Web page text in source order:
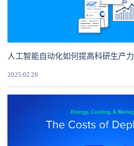
人工智能自动化如何提高科研生产力
2025.02.26